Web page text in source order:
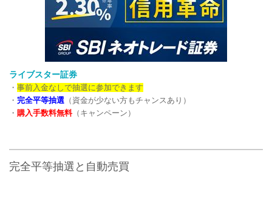
ライブスター証券
・ 事前入金なしで抽選に参加できます
・ 完全平等抽選 （資金が少ない方もチャンスあり）
・ 購入手数料無料（キャンペーン）
完全平等抽選と自動売買